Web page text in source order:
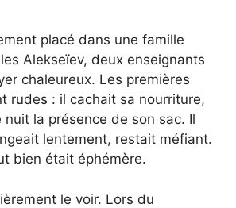
placé dans une famille
les Alekseïev, deux enseignants
chaleureux. Les premières
rudes : il cachait sa nourriture,
la présence de son sac. Il
lentement, restait méfiant.
bien était éphémère.
le voir. Lors du